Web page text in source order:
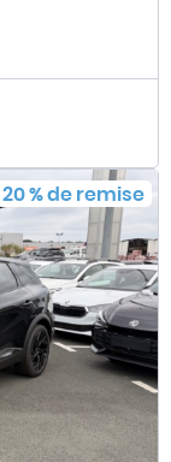
20%de remise